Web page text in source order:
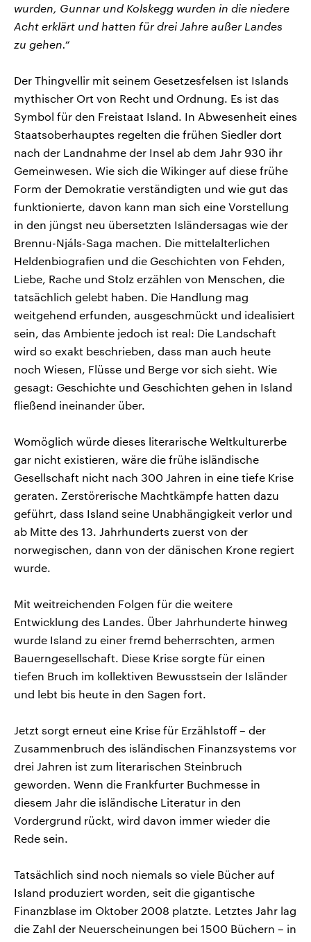
wurden, Gunnar und Kolskegg wurden in die niedere
Acht erklärt und hatten für drei Jahre außer Landes
zu gehen.“
Der Thingvellir mit seinem Gesetzesfelsen ist Islands
mythischer Ort von Recht und Ordnung. Es ist das
Symbol für den Freistaat Island. In Abwesenheit eines
Staatsoberhauptes regelten die frühen Siedler dort
nach der Landnahme der Insel ab dem Jahr 930 ihr
Gemeinwesen. Wie sich die Wikinger auf diese frühe
Form der Demokratie verständigten und wie gut das
funktionierte, davon kann man sich eine Vorstellung
in den jüngst neu übersetzten Isländersagas wie der
Brennu-Njáls-Saga machen. Die mittelalterlichen
Heldenbiografien und die Geschichten von Fehden,
Liebe, Rache und Stolz erzählen von Menschen, die
tatsächlich gelebt haben. Die Handlung mag
weitgehend erfunden, ausgeschmückt und idealisiert
sein, das Ambiente jedoch ist real: Die Landschaft
wird so exakt beschrieben, dass man auch heute
noch Wiesen, Flüsse und Berge vor sich sieht. Wie
gesagt: Geschichte und Geschichten gehen in Island
fließend ineinander über.
Womöglich würde dieses literarische Weltkulturerbe
gar nicht existieren, wäre die frühe isländische
Gesellschaft nicht nach 300 Jahren in eine tiefe Krise
geraten. Zerstörerische Machtkämpfe hatten dazu
geführt, dass Island seine Unabhängigkeit verlor und
ab Mitte des 13. Jahrhunderts zuerst von der
norwegischen, dann von der dänischen Krone regiert
wurde.
Mit weitreichenden Folgen für die weitere
Entwicklung des Landes. Über Jahrhunderte hinweg
wurde Island zu einer fremd beherrschten, armen
Bauerngesellschaft. Diese Krise sorgte für einen
tiefen Bruch im kollektiven Bewusstsein der Isländer
und lebt bis heute in den Sagen fort.
Jetzt sorgt erneut eine Krise für Erzählstoff – der
Zusammenbruch des isländischen Finanzsystems vor
drei Jahren ist zum literarischen Steinbruch
geworden. Wenn die Frankfurter Buchmesse in
diesem Jahr die isländische Literatur in den
Vordergrund rückt, wird davon immer wieder die
Rede sein.
Tatsächlich sind noch niemals so viele Bücher auf
Island produziert worden, seit die gigantische
Finanzblase im Oktober 2008 platzte. Letztes Jahr lag
die Zahl der Neuerscheinungen bei 1500 Büchern – in